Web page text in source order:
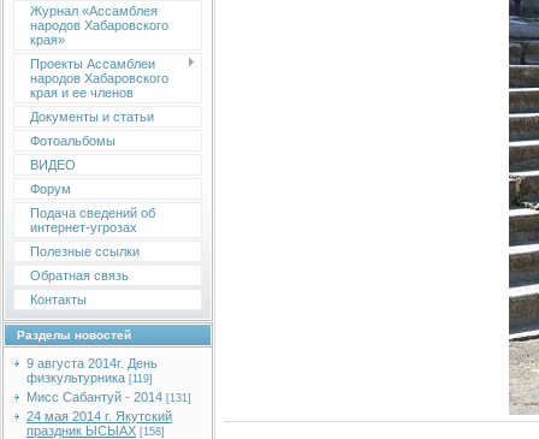
Журнал «Ассамблея
народов Хабаровского
края»
Проекты Ассамблеи
народов Хабаровского
края и ее членов
Документы и статьи
Фотоальбомы
ВИДЕО
Форум
Подача сведений об
интернет-угрозах
Полезные ссылки
Обратная связь
Контакты
Разделы новостей
9 августа 2014г. День
физкультурника [119]
Мисс Сабантуй - 2014 [131]
24 мая 2014 г. Якутский
праздник ЫСЫАХ [158]